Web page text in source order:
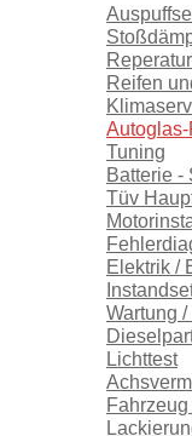
Reifen
Tuning
Batterie -
Tüv
Elektrik /
Wartung
Lichttest